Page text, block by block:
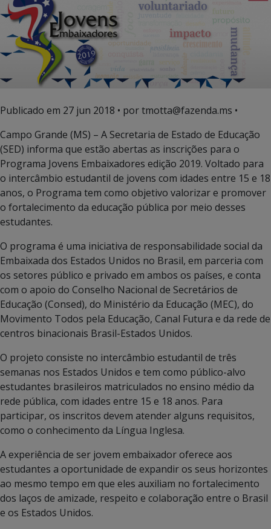
Publicado em 27 jun 2018 • por tmotta@fazenda.ms •
Campo Grande (MS) – A Secretaria de Estado de Educação
(SED) informa que estão abertas as inscrições para o
Programa Jovens Embaixadores edição 2019. Voltado para
o intercâmbio estudantil de jovens com idades entre 15 e 18
anos, o Programa tem como objetivo valorizar e promover
o fortalecimento da educação pública por meio desses
estudantes.
O programa é uma iniciativa de responsabilidade social da
Embaixada dos Estados Unidos no Brasil, em parceria com
os setores público e privado em ambos os países, e conta
com o apoio do Conselho Nacional de Secretários de
Educação (Consed), do Ministério da Educação (MEC), do
Movimento Todos pela Educação, Canal Futura e da rede de
centros binacionais Brasil-Estados Unidos.
O projeto consiste no intercâmbio estudantil de três
semanas nos Estados Unidos e tem como público-alvo
estudantes brasileiros matriculados no ensino médio da
rede pública, com idades entre 15 e 18 anos. Para
participar, os inscritos devem atender alguns requisitos,
como o conhecimento da Língua Inglesa.
A experiência de ser jovem embaixador oferece aos
estudantes a oportunidade de expandir os seus horizontes
ao mesmo tempo em que eles auxiliam no fortalecimento
dos laços de amizade, respeito e colaboração entre o Brasil
e os Estados Unidos.